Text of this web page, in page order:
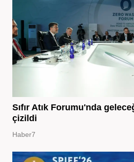
Sıfır Atık Forumu'nda
çizildi
Haber7